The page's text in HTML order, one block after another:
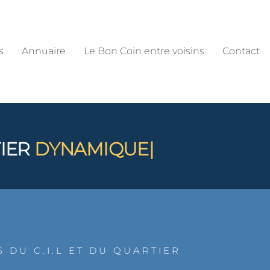
Annuaire Le Bon Coin entre voisins Contact
DYNAMIQUE|
DU C.I.L ET DU QUARTIER